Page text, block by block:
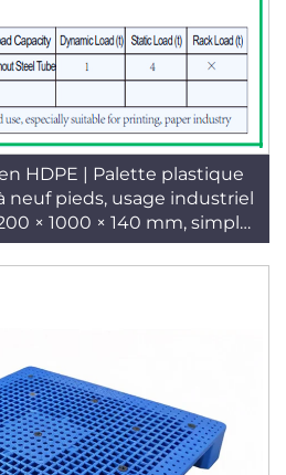
HDPE | Palette plastique
neuf pieds, usage industriel
× 1000 × 140 mm, simple
directions, norme T42